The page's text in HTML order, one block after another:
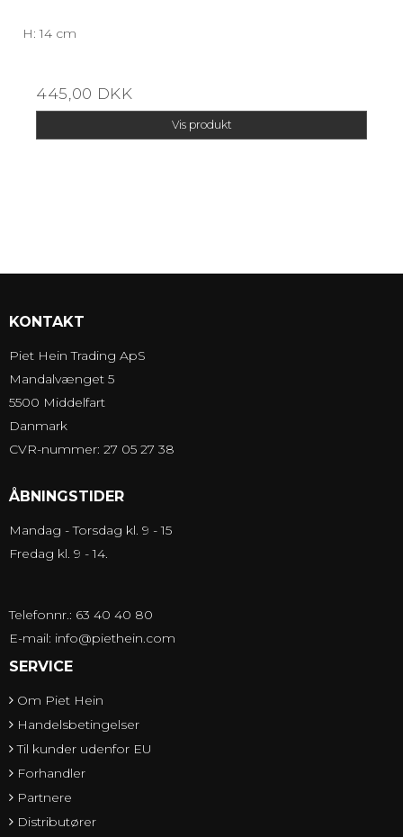
H: 14 cm
445,00 DKK
Vis produkt
KONTAKT
Piet Hein Trading ApS
Mandalvænget 5
5500 Middelfart
Danmark
CVR-nummer: 27 05 27 38
ÅBNINGSTIDER
Mandag - Torsdag kl. 9 - 15
Fredag kl. 9 - 14.
Telefonnr.: 63 40 40 80
E-mail: info@piethein.com
SERVICE
Om Piet Hein
Handelsbetingelser
Til kunder udenfor EU
Forhandler
Partnere
Distributører